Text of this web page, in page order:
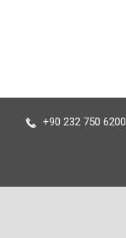
+90 232 750 6200